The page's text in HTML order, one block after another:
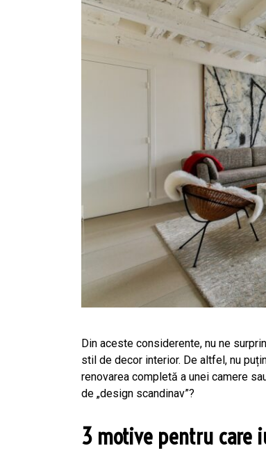
Din aceste considerente, nu ne
stil de decor interior. De altfel, nu
renovarea completă a unei camere
de „design scandinav”?
3 motive pentru care